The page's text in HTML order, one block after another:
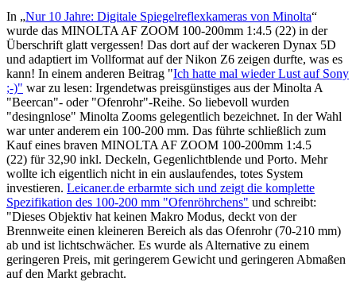
In „Nur 10 Jahre: Digitale Spiegelreflexkameras von Minolta“
wurde das MINOLTA AF ZOOM 100-200mm 1:4.5 (22) in der
Überschrift glatt vergessen! Das dort auf der wackeren Dynax 5D
und adaptiert im Vollformat auf der Nikon Z6 zeigen durfte, was es
kann! In einem anderen Beitrag "Ich hatte mal wieder Lust auf Sony
;-)" war zu lesen: Irgendetwas preisgünstiges aus der Minolta A
"Beercan"- oder "Ofenrohr"-Reihe. So liebevoll wurden
"desingnlose" Minolta Zooms gelegentlich bezeichnet. In der Wahl
war unter anderem ein 100-200 mm. Das führte schließlich zum
Kauf eines braven MINOLTA AF ZOOM 100-200mm 1:4.5
(22) für 32,90 inkl. Deckeln, Gegenlichtblende und Porto. Mehr
wollte ich eigentlich nicht in ein auslaufendes, totes System
investieren. Leicaner.de erbarmte sich und zeigt die komplette
Spezifikation des 100-200 mm "Ofenröhrchens" und schreibt:
"Dieses Objektiv hat keinen Makro Modus, deckt von der
Brennweite einen kleineren Bereich als das Ofenrohr (70-210 mm)
ab und ist lichtschwächer. Es wurde als Alternative zu einem
geringeren Preis, mit geringerem Gewicht und geringeren Abmaßen
auf den Markt gebracht.